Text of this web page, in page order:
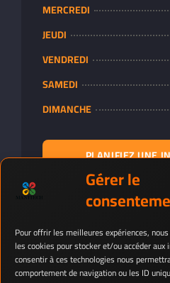
Gérer le
Pour offrir les meilleures expériences,
les cookies pour stocker et/ou accéder
consentir à ces technologies nous
comportement de navigation ou les ID
MERCREDI
JEUDI
VENDREDI
SAMEDI
DIMANCHE
PLANIFIEZ UNE